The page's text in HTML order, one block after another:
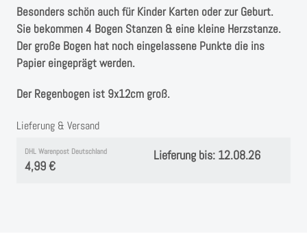
Instagram
Kranzliebe
Besonders schön auch für Kinder Karten oder zur Geburt.
Sie bekommen 4 Bogen Stanzen & eine kleine Herzstanze.
Der große Bogen hat noch eingelassene Punkte die ins
Papier eingeprägt werden.
Der Regenbogen ist 9x12cm groß.
Lieferung & Versand
DHL Warenpost Deutschland
4,99 €
Lieferung bis: 12.08.26